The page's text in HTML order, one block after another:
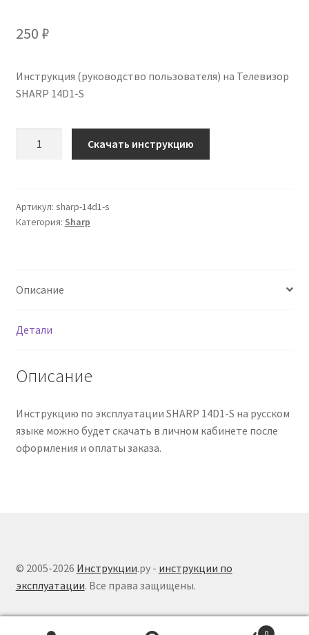
250 ₽
Инструкция (руководство пользователя) на Телевизор
SHARP 14D1-S
SHARP
14D1-
языке
Скачать инструкцию
Артикул: sharp-14d1-s
Категория: Sharp
Описание
Детали
Описание
Инструкцию по эксплуатации SHARP 14D1-S на русском
языке можно будет скачать в личном кабинете после
оформления и оплаты заказа.
© 2005-2026 Инструкции.ру - инструкции по
эксплуатации. Все права защищены.